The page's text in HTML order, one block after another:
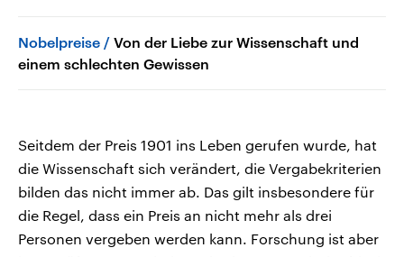
Nobelpreise
Von der Liebe zur Wissenschaft und
einem schlechten Gewissen
Seitdem der Preis 1901 ins Leben gerufen wurde, hat
die Wissenschaft sich verändert, die Vergabekriterien
bilden das nicht immer ab. Das gilt insbesondere für
die Regel, dass ein Preis an nicht mehr als drei
Personen vergeben werden kann. Forschung ist aber